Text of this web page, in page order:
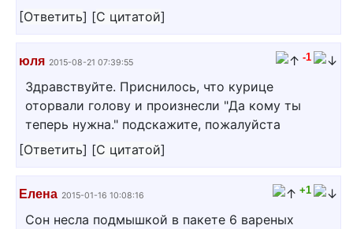
[Ответить] [С цитатой]
юля 2015-08-21 07:39:55 -1
Здравствуйте. Приснилось, что курице
оторвали голову и произнесли "Да кому ты
теперь нужна." подскажите, пожалуйста
[Ответить] [С цитатой]
Елена 2015-01-16 10:08:16 +1
Сон несла подмышкой в пакете 6 вареных